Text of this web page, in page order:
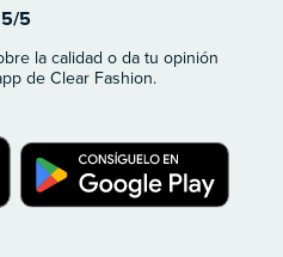
5/5
la calidad o da tu opinión
de Clear Fashion.